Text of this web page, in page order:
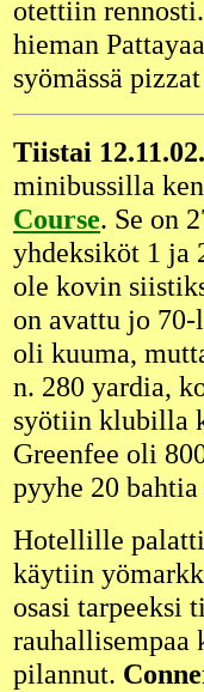
otettiin
hieman
syömässä pizzat
Tiistai 12.11.02.
minibussilla
Course. Se on
yhdeksiköt 1 ja
ole kovin
on avattu jo
oli kuuma,
n. 280 yardia,
syötiin klubilla
Greenfee oli
pyyhe 20
Hotellille
käytiin
osasi tarpeeksi
rauhallisempaa
pilannut.